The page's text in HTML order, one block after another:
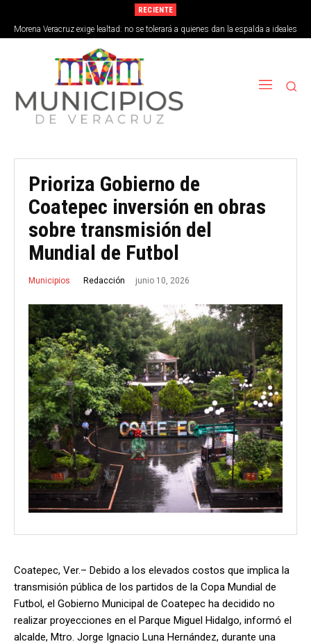
RECIENTE
Morena Veracruz exige lealtad: no se tolerará a quienes dan la espalda a ideales
de la 4T
Prioriza Gobierno de
Coatepec inversión en obras
sobre transmisión del
Mundial de Futbol
Municipios Redacción junio 10, 2026
Coatepec, Ver.– Debido a los elevados costos que implica la
transmisión pública de los partidos de la Copa Mundial de
Futbol, el Gobierno Municipal de Coatepec ha decidido no
realizar proyecciones en el Parque Miguel Hidalgo, informó el
alcalde, Mtro. Jorge Ignacio Luna Hernández, durante una